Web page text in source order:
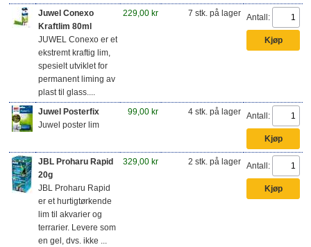
Juwel Conexo
Kraftlim 80ml
JUWEL Conexo er et
ekstremt kraftig lim,
spesielt utviklet for
permanent liming av
plast til glass....
229,00 kr 7 stk. på lager Antall:
Juwel Posterfix
Juwel poster lim
99,00 kr 4 stk. på lager Antall:
JBL Proharu Rapid
20g
JBL Proharu Rapid
er et hurtigtørkende
lim til akvarier og
terrarier. Levere som
en gel, dvs. ikke ...
329,00 kr 2 stk. på lager Antall: